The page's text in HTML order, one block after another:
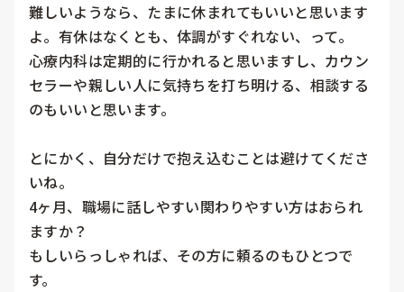
難しいようなら、たまに休まれてもいいと思います
よ。有休はなくとも、体調がすぐれない、って。
心療内科は定期的に行かれると思いますし、カウン
セラーや親しい人に気持ちを打ち明ける、相談する
のもいいと思います。
とにかく、自分だけで抱え込むことは避けてくださ
いね。
4ヶ月、職場に話しやすい関わりやすい方はおられ
ますか？
もしいらっしゃれば、その方に頼るのもひとつで
す。